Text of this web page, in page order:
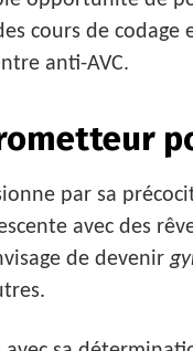
cours de
anti-AVC.
par sa
avec des
de devenir